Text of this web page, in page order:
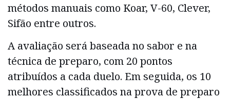
métodos manuais como Koar, V-60, Clever,
Sifão entre outros.
A avaliação será baseada no sabor e na
técnica de preparo, com 20 pontos
atribuídos a cada duelo. Em seguida, os 10
melhores classificados na prova de preparo